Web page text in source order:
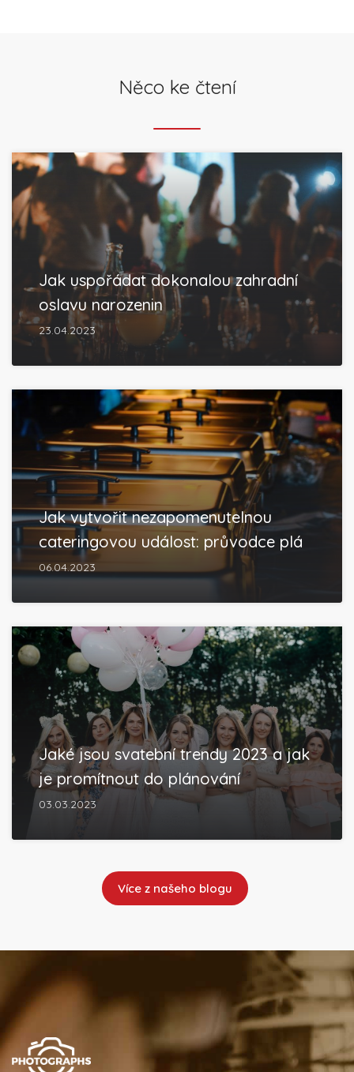
Něco ke čtení
Jak uspořádat dokonalou zahradní
oslavu narozenin
23.04.2023
Jak vytvořit nezapomenutelnou
cateringovou událost: průvodce plá
06.04.2023
Jaké jsou svatební trendy 2023 a jak
je promítnout do plánování
03.03.2023
Více z našeho blogu